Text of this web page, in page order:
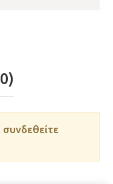
συνδεθείτε